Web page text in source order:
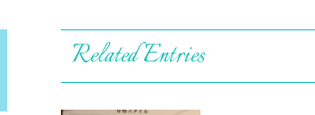
Related Entries